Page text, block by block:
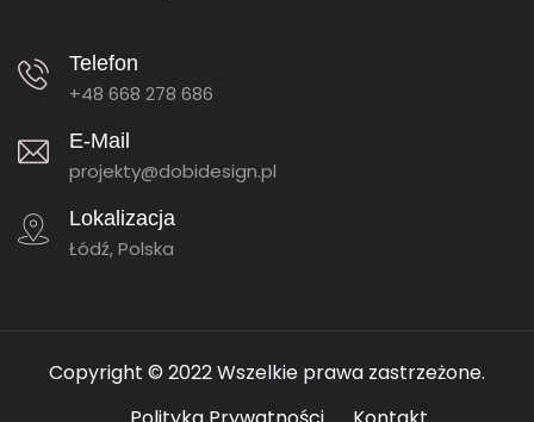
Telefon
+48 668 278 686
E-Mail
projekty@dobidesign.pl
Lokalizacja
Łódź, Polska
Copyright © 2022 Wszelkie prawa zastrzeżone.